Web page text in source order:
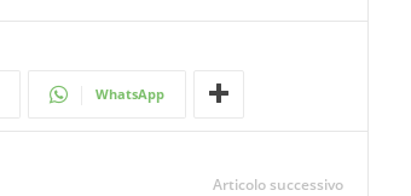
WhatsApp
Articolo successivo